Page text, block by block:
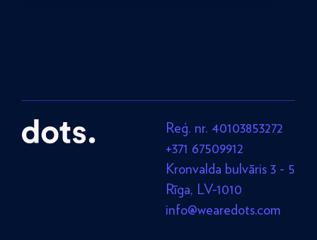
Reģ. nr. 40103853272
+371 67509912
Kronvalda bulvāris 3 - 5
Rīga, LV-1010
info@wearedots.com